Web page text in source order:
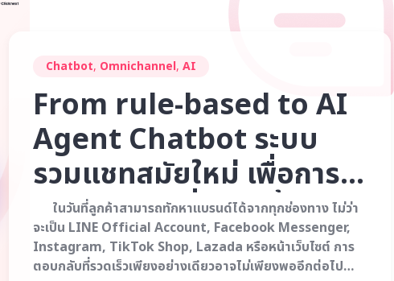
Chatbot, Omnichannel,AI
From rule-based to AI
Agent Chatbot ระบบ
รวมแชทสมัยใหม่ เพื่อการ
บริการลูกค้าที่เหนือชั้น
ในวันที่ลูกค้าสามารถทักหาแบรนด์ได้จากทุกช่องทาง ไม่ว่า
จะเป็น LINE Official Account, Facebook Messenger,
Instagram, TikTok Shop, Lazada หรือหน้าเว็บไซต์ การ
ตอบกลับที่รวดเร็วเพียงอย่างเดียวอาจไม่เพียงพออีกต่อไป